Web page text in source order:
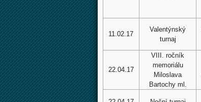
11.02.17
Valentýnský
turnaj
22.04.17
VIII. ročník
memoriálu
Miloslava
Bartochy ml.